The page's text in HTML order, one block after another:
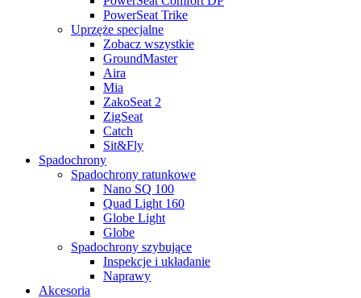
PowerSeat Trike
Uprzęże specjalne
Zobacz wszystkie
GroundMaster
Aira
Mia
ZakoSeat 2
ZigSeat
Catch
Sit&Fly
Spadochrony
Spadochrony ratunkowe
Nano SQ 100
Quad Light 160
Globe Light
Globe
Spadochrony szybujące
Inspekcje i układanie
Naprawy
Akcesoria